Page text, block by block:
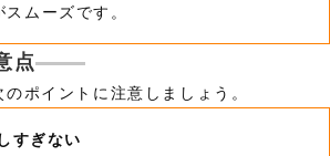
ムーズです。
点
ポイントに注意しましょう。
すぎない